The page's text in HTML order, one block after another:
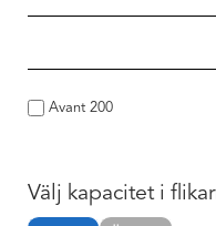
Avant 200
Välj kapacitet i